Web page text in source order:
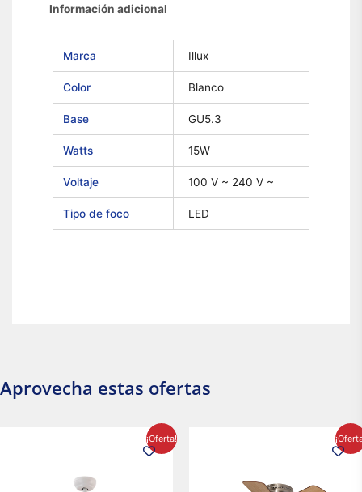
Información adicional
Marca Illux
Color Blanco
Base GU5.3
Watts 15W
Voltaje 100 V ~ 240 V ~
Tipo de foco LED
Aprovecha estas ofertas
¡Oferta!
$2,986.97.
precio
actual
$1,450.23.
precio
actual